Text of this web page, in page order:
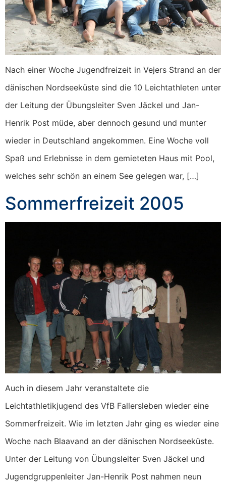
Nach einer Woche Jugendfreizeit in Vejers Strand an der
dänischen Nordseeküste sind die 10 Leichtathleten unter
der Leitung der Übungsleiter Sven Jäckel und Jan-
Henrik Post müde, aber dennoch gesund und munter
wieder in Deutschland angekommen. Eine Woche voll
Spaß und Erlebnisse in dem gemieteten Haus mit Pool,
welches sehr schön an einem See gelegen war, […]
Sommerfreizeit 2005
Auch in diesem Jahr veranstaltete die
Leichtathletikjugend des VfB Fallersleben wieder eine
Sommerfreizeit. Wie im letzten Jahr ging es wieder eine
Woche nach Blaavand an der dänischen Nordseeküste.
Unter der Leitung von Übungsleiter Sven Jäckel und
Jugendgruppenleiter Jan-Henrik Post nahmen neun